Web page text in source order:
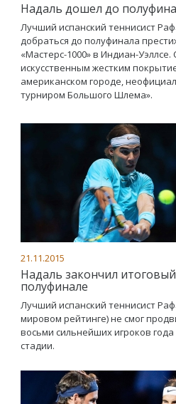
Надаль дошел до
Лучший испанский теннисист
добраться до полуфинала
«Мастерс-1000» в Индиан-
искусственным жестким
американском городе,
турниром Большого Шлема».
21.11.2015
Надаль закончил
полуфинале
Лучший испанский теннисист
мировом рейтинге) не смог
восьми сильнейших игроков
стадии.